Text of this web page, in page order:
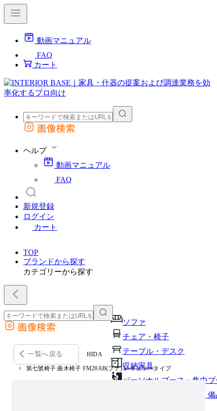
動画マニュアル
FAQ
カート
外部サイトの商品をカートに追加
画像検索
ヘルプ
動画マニュアル
FAQ
新規登録
ログイン
カート
TOP
ブランドから探す
カテゴリーから探す
ソファ
チェア・椅子
テーブル・デスク
収納家具
パーソナルブース・集中
オフィスアクセサリー・
外部サイトの商品をカートに追加
他のサイトで見つけた商品ページのURLを貼り付けて、カートに追加できます
画像検索
一覧へ戻る HIDA
第七號椅子 曲木椅子 FM20AB(ブナ) レギュラータイプ